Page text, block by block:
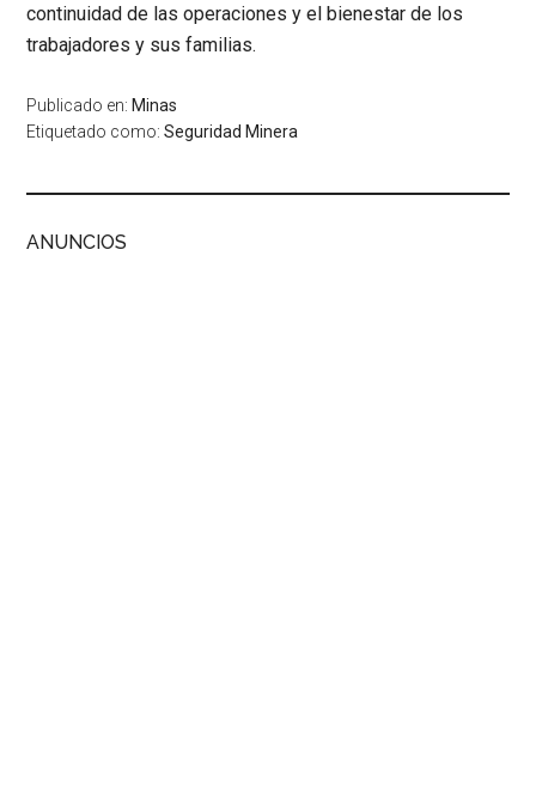
continuidad de las operaciones y el bienestar de los
trabajadores y sus familias.
Publicado en: Minas
Etiquetado como:Seguridad Minera
ANUNCIOS